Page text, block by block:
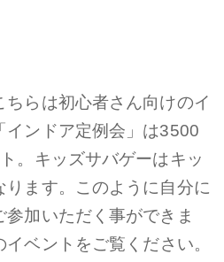
らは初心者さん向けのイ
「インドア定例会」は3500
。キッズサバゲーはキッ
ます。
このように自分に
加いただく事ができま
ベントをご覧ください。